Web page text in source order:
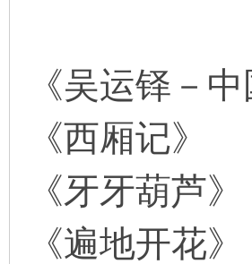
《吴运铎－
《西厢记》
《牙牙葫芦》
《遍地开花》